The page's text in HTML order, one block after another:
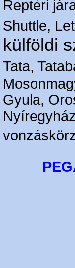
Reptéri
Shuttle,
külföldi
Tata,
Gyula,